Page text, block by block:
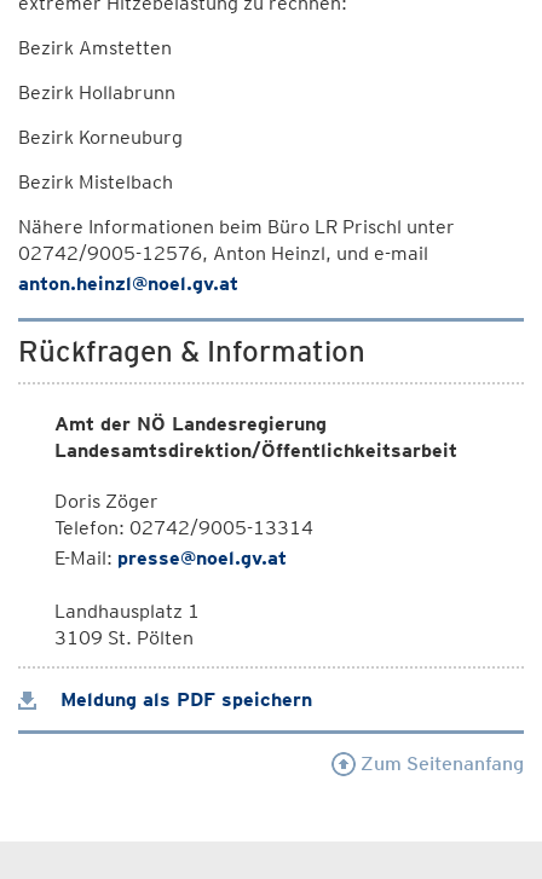
Bezirk Amstetten
Bezirk Hollabrunn
Bezirk Korneuburg
Bezirk Mistelbach
Nähere Informationen beim Büro LR Prischl unter
02742/9005-12576, Anton Heinzl, und e-mail
anton.heinzl@noel.gv.at
Rückfragen & Information
Amt der NÖ Landesregierung
Landesamtsdirektion/Öffentlichkeitsarbeit
Doris Zöger
Telefon: 02742/9005-13314
E-Mail: presse@noel.gv.at
Landhausplatz 1
3109 St. Pölten
Meldung als PDF speichern
Zum Seitenanfang